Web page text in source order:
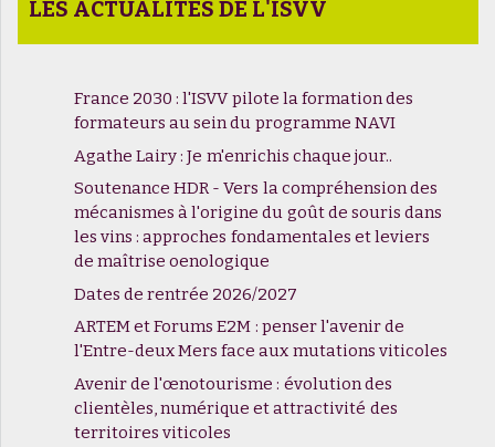
LES ACTUALITÉS DE L'ISVV
France 2030 : l'ISVV pilote la formation des
formateurs au sein du programme NAVI
Agathe Lairy : Je m'enrichis chaque jour..
Soutenance HDR - Vers la compréhension des
mécanismes à l'origine du goût de souris dans
les vins : approches fondamentales et leviers
de maîtrise oenologique
Dates de rentrée 2026/2027
ARTEM et Forums E2M : penser l'avenir de
l'Entre-deux Mers face aux mutations viticoles
Avenir de l'œnotourisme : évolution des
clientèles, numérique et attractivité des
territoires viticoles